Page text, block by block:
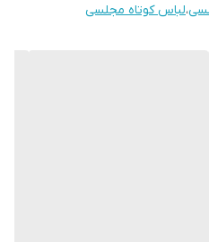
،لباس کوتاه مجلسی